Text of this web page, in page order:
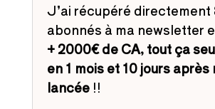
J’ai récupéré directement
abonnés à ma newsletter
+ 2000€ de CA, tout ça
en 1 mois et 10 jours après
lancée!!